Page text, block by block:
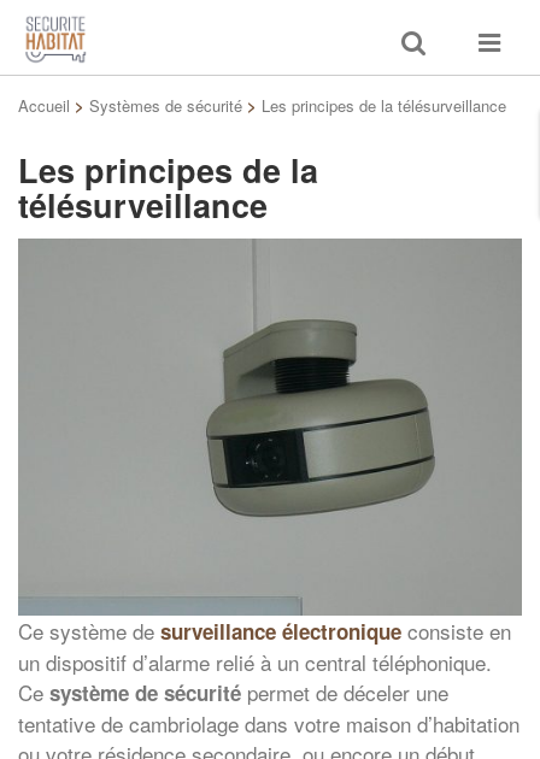
Toggle
search
Toggle
Accueil > Systèmes de sécurité > Les principes de la télésurveillance
Les principes de la
télésurveillance
Ce système de surveillance électronique consiste en
un dispositif d’alarme relié à un central téléphonique.
Ce système de sécurité permet de déceler une
tentative de cambriolage dans votre maison d’habitation